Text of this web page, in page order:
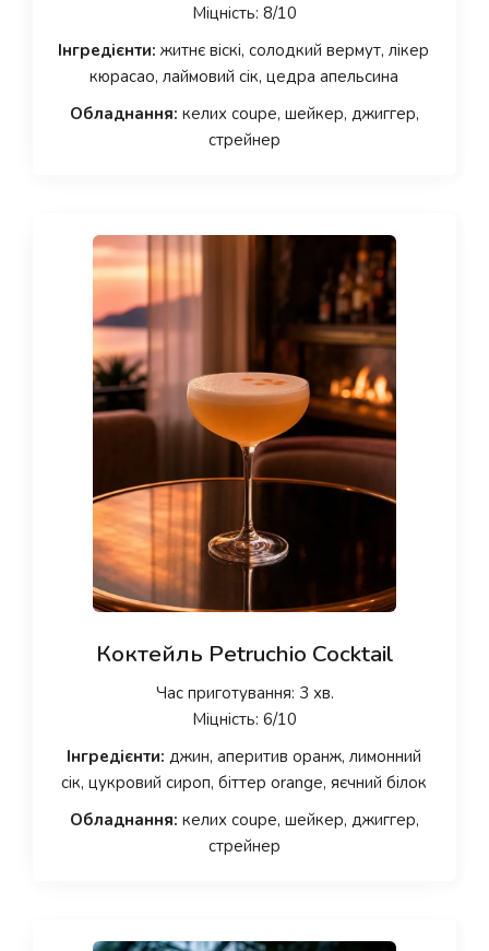
Міцність: 8/10
Інгредієнти: житнє віскі, солодкий вермут, лікер
кюрасао, лаймовий сік, цедра апельсина
Обладнання: келих coupe, шейкер, джиггер,
стрейнер
Коктейль Petruchio Cocktail
Час приготування: 3 хв.
Міцність: 6/10
Інгредієнти: джин, аперитив оранж, лимонний
сік, цукровий сироп, біттер orange, яєчний білок
Обладнання: келих coupe, шейкер, джиггер,
стрейнер